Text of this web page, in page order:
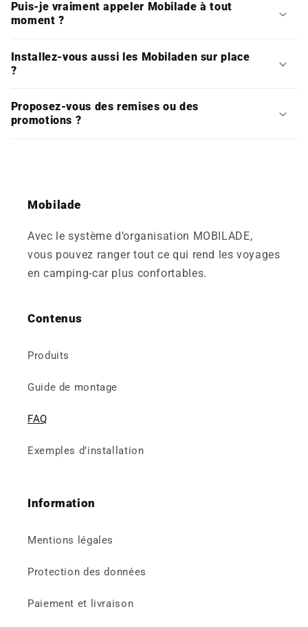
Puis-je vraiment appeler Mobilade à tout
moment ?
Installez‑vous aussi les Mobiladen sur place
?
Proposez-vous des remises ou des
promotions ?
Mobilade
Avec le système d’organisation MOBILADE,
vous pouvez ranger tout ce qui rend les voyages
en camping-car plus confortables.
Contenus
Produits
Guide de montage
FAQ
Exemples d’installation
Information
Mentions légales
Protection des données
Paiement et livraison